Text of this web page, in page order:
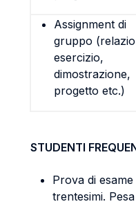
Assignment di
gruppo
esercizio,
dimostrazione,
progetto etc.)
STUDENTI
Prova di
trentesimi.